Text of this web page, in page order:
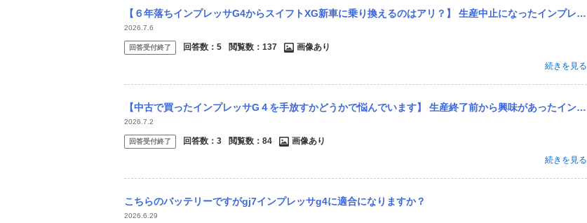
【６年落ちインプレッサG4からスイフトXG新車に乗り換えるのはアリ？】 生産中止になったインプレッサG４（2000cc 水平対向４気筒エンジン）の認定中古車を先月購入しました。 ６年落ちで走行...
2026.7.6
回答受付終了 回答数： 5 閲覧数： 137
画像あり
続きを見る
【中古で買ったインプレッサG４を手放すかどうかで悩んでいます】 生産終了前から興味があったインプレッサG４の認定中古車を、正規ディーラーで購入しました。 【インプレッサG4 AWD（四輪駆動...
2026.7.2
回答受付終了 回答数： 3 閲覧数： 84
画像あり
続きを見る
こちらのバッテリーですがgj7インプレッサg4に適合になりますか？
2026.6.29